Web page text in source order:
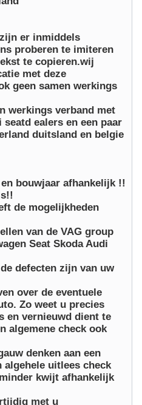
er inmiddels
proberen te imiteren
te copieren.wij
met deze
geen samen werkings
werkings verband met
ealers en een paar
duitsland en belgie
bouwjaar afhankelijk !!
de mogelijkheden
van de VAG group
Seat Skoda Audi
defecten zijn van uw
over de eventuele
Zo weet u precies
en vernieuwd dient te
algemene check ook
denken aan een
algehele uitlees check
kwijt afhankelijk
met u